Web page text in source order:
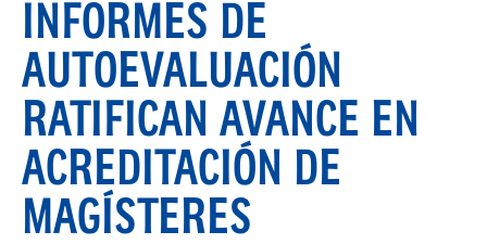
INFORMES DE
AUTOEVALUACIÓN
RATIFICAN AVANCE EN
ACREDITACIÓN DE
MAGÍSTERES